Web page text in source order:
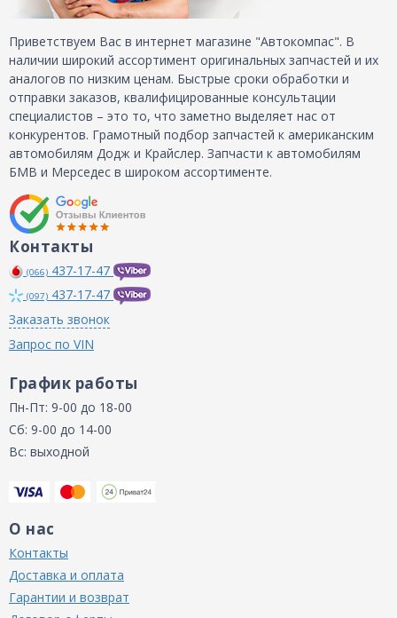
Приветствуем Вас в интернет магазине "Автокомпас". В
наличии широкий ассортимент оригинальных запчастей и их
аналогов по низким ценам. Быстрые сроки обработки и
отправки заказов, квалифицированные консультации
специалистов – это то, что заметно выделяет нас от
конкурентов. Грамотный подбор запчастей к американским
автомобилям Додж и Крайслер. Запчасти к автомобилям
БМВ и Мерседес в широком ассортименте.
Контакты
(066) 437-17-47
(097) 437-17-47
Заказать звонок
Запрос по VIN
График работы
Пн-Пт: 9-00 до 18-00
Сб: 9-00 до 14-00
Вс: выходной
О нас
Контакты
Доставка и оплата
Гарантии и возврат